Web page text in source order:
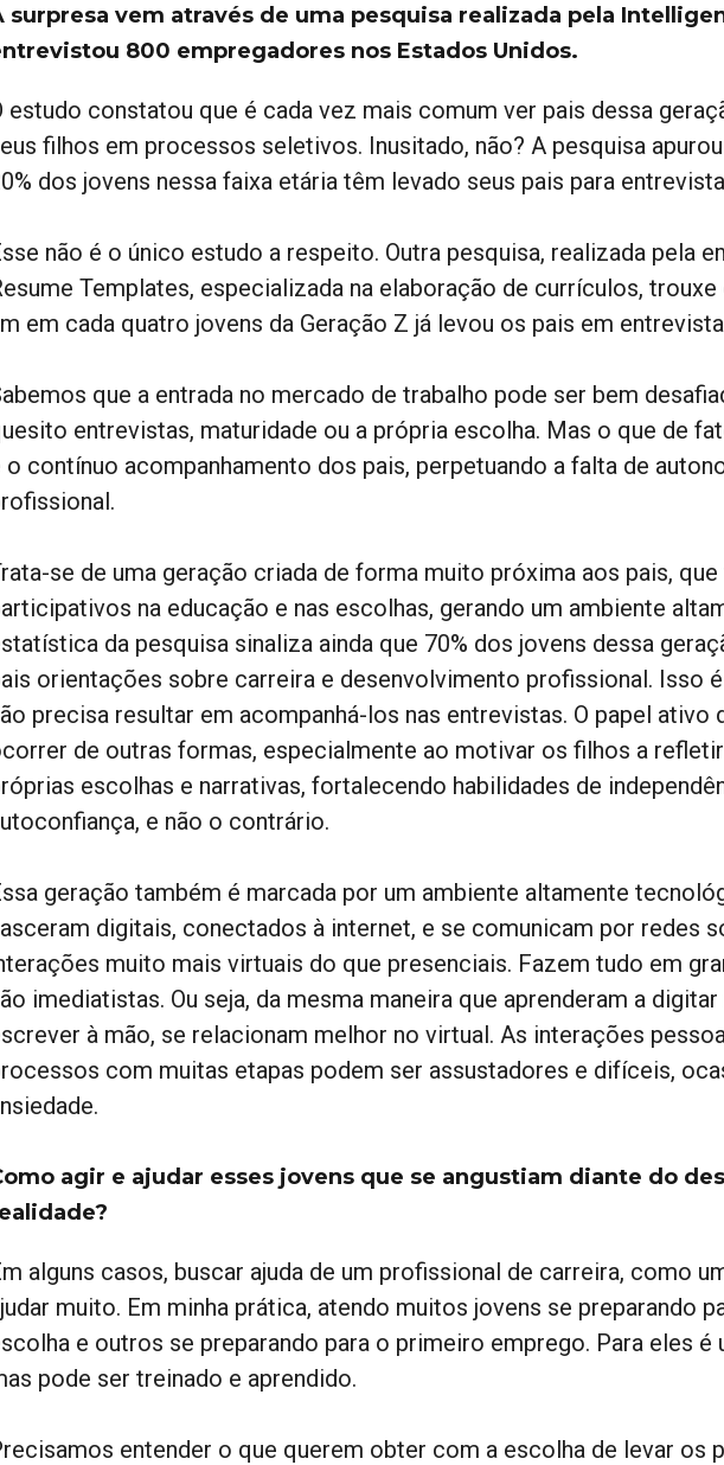
surpresa vem através de uma pesquisa realizada pela
800 empregadores nos Estados Unidos.
estudo constatou que é cada vez mais comum ver pais dessa
filhos em processos seletivos. Inusitado, não? A pesquisa
dos jovens nessa faixa etária têm levado seus pais para
não é o único estudo a respeito. Outra pesquisa, realizada pela
Templates, especializada na elaboração de currículos,
em cada quatro jovens da Geração Z já levou os pais em
que a entrada no mercado de trabalho pode ser bem
entrevistas, maturidade ou a própria escolha. Mas o que de
o contínuo acompanhamento dos pais, perpetuando a falta de
se de uma geração criada de forma muito próxima aos pais,
na educação e nas escolhas, gerando um ambiente
da pesquisa sinaliza ainda que 70% dos jovens dessa
orientações sobre carreira e desenvolvimento profissional. Isso é
precisa resultar em acompanhá-los nas entrevistas. O papel ativo
de outras formas, especialmente ao motivar os filhos a
escolhas e narrativas, fortalecendo habilidades de
e não o contrário.
geração também é marcada por um ambiente altamente
digitais, conectados à internet, e se comunicam por redes
muito mais virtuais do que presenciais. Fazem tudo em
imediatistas. Ou seja, da mesma maneira que aprenderam a
à mão, se relacionam melhor no virtual. As interações
com muitas etapas podem ser assustadores e difíceis,
agir e ajudar esses jovens que se angustiam diante do
alguns casos, buscar ajuda de um profissional de carreira, como
muito. Em minha prática, atendo muitos jovens se preparando
e outros se preparando para o primeiro emprego. Para eles é
pode ser treinado e aprendido.
entender o que querem obter com a escolha de levar os